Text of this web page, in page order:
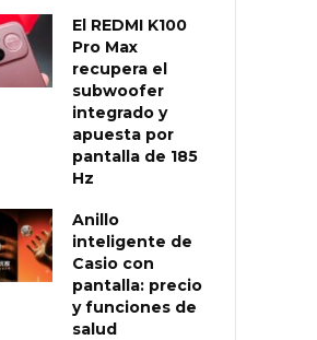
El REDMI K100
Pro Max
recupera el
subwoofer
integrado y
apuesta por
pantalla de 185
Hz
Anillo
inteligente de
Casio con
pantalla: precio
y funciones de
salud